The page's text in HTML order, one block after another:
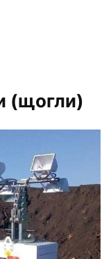
(щогли)